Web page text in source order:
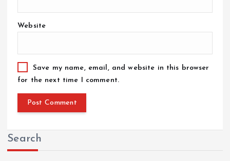
Website
Save my name, email, and website in this browser
for the next time I comment.
Search